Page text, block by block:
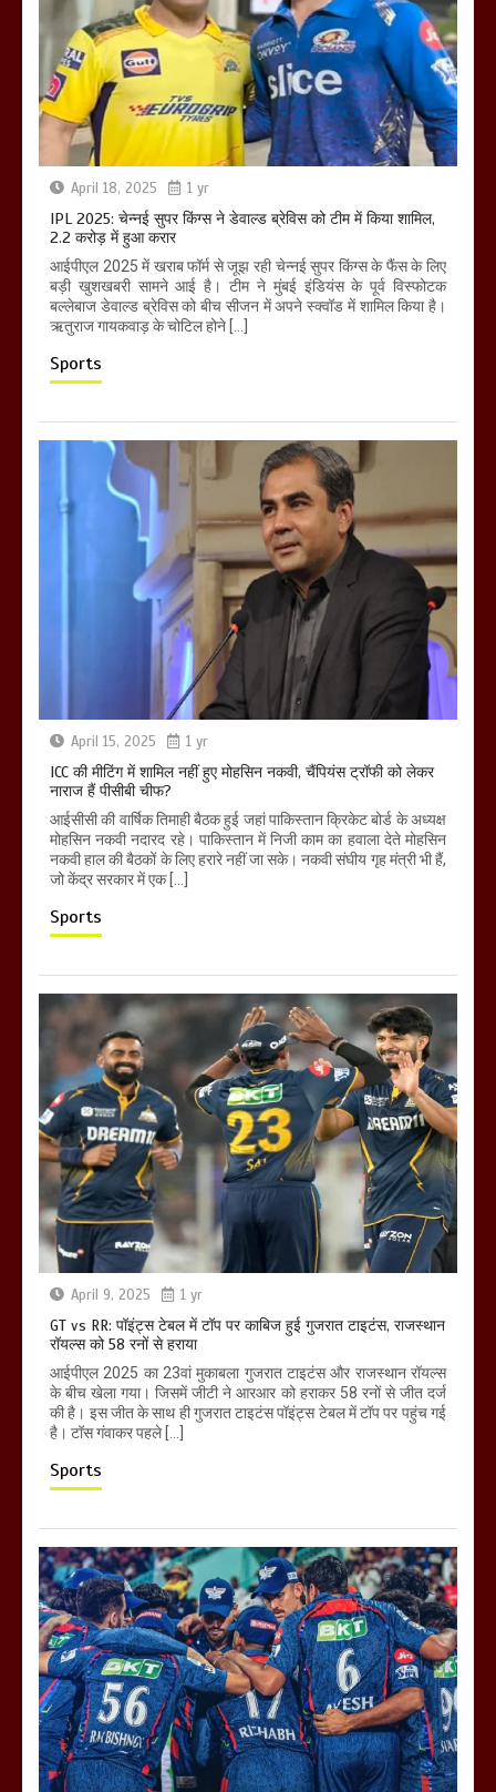
April 18, 2025 1 yr
IPL 2025: चेन्नई सुपर किंग्स ने डेवाल्ड ब्रेविस को टीम में किया शामिल,
2.2 करोड़ में हुआ करार
आईपीएल 2025 में खराब फॉर्म से जूझ रही चेन्नई सुपर किंग्स के फैंस के लिए
बड़ी खुशखबरी सामने आई है। टीम ने मुंबई इंडियंस के पूर्व विस्फोटक
बल्लेबाज डेवाल्ड ब्रेविस को बीच सीजन में अपने स्क्वॉड में शामिल किया है।
ऋतुराज गायकवाड़ के चोटिल होने […]
Sports
April 15, 2025 1 yr
ICC की मीटिंग में शामिल नहीं हुए मोहसिन नकवी, चैंपियंस ट्रॉफी को लेकर
नाराज हैं पीसीबी चीफ?
आईसीसी की वार्षिक तिमाही बैठक हुई जहां पाकिस्तान क्रिकेट बोर्ड के अध्यक्ष
मोहसिन नकवी नदारद रहे। पाकिस्तान में निजी काम का हवाला देते मोहसिन
नकवी हाल की बैठकों के लिए हरारे नहीं जा सके। नकवी संघीय गृह मंत्री भी हैं,
जो केंद्र सरकार में एक […]
Sports
April 9, 2025 1 yr
GT vs RR: पॉइंट्स टेबल में टॉप पर काबिज हुई गुजरात टाइटंस, राजस्थान
रॉयल्स को 58 रनों से हराया
आईपीएल 2025 का 23वां मुकाबला गुजरात टाइटंस और राजस्थान रॉयल्स
के बीच खेला गया। जिसमें जीटी ने आरआर को हराकर 58 रनों से जीत दर्ज
की है। इस जीत के साथ ही गुजरात टाइटंस पॉइंट्स टेबल में टॉप पर पहुंच गई
है। टॉस गंवाकर पहले […]
Sports